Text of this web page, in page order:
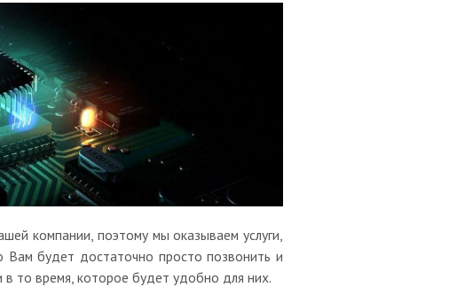
компании, поэтому мы оказываем услуги,
будет достаточно просто позвонить и
то время, которое будет удобно для них.